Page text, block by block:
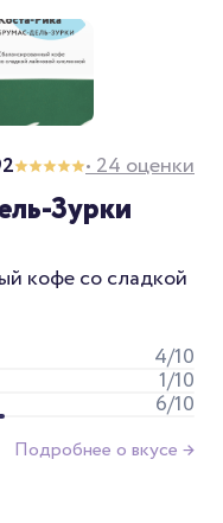
Зурки
• 24 оценки
кофе со сладкой
4/10
1/10
6/10
Подробнее о вкусе →